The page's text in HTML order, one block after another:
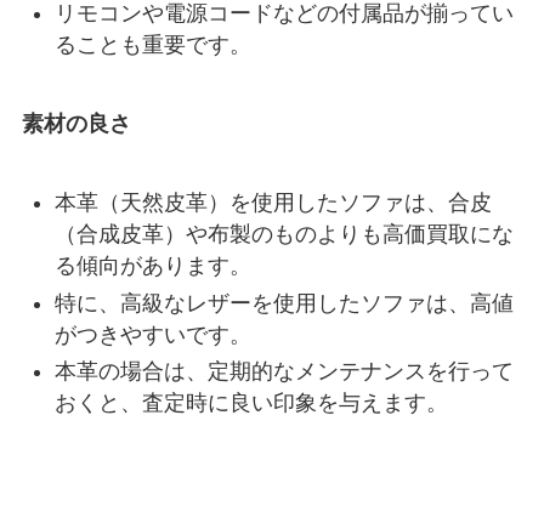
リモコンや電源コードなどの付属品が揃ってい
ることも重要です。
素材の良さ
本革（天然皮革）を使用したソファは、合皮
（合成皮革）や布製のものよりも高価買取にな
る傾向があります。
特に、高級なレザーを使用したソファは、高値
がつきやすいです。
本革の場合は、定期的なメンテナンスを行って
おくと、査定時に良い印象を与えます。